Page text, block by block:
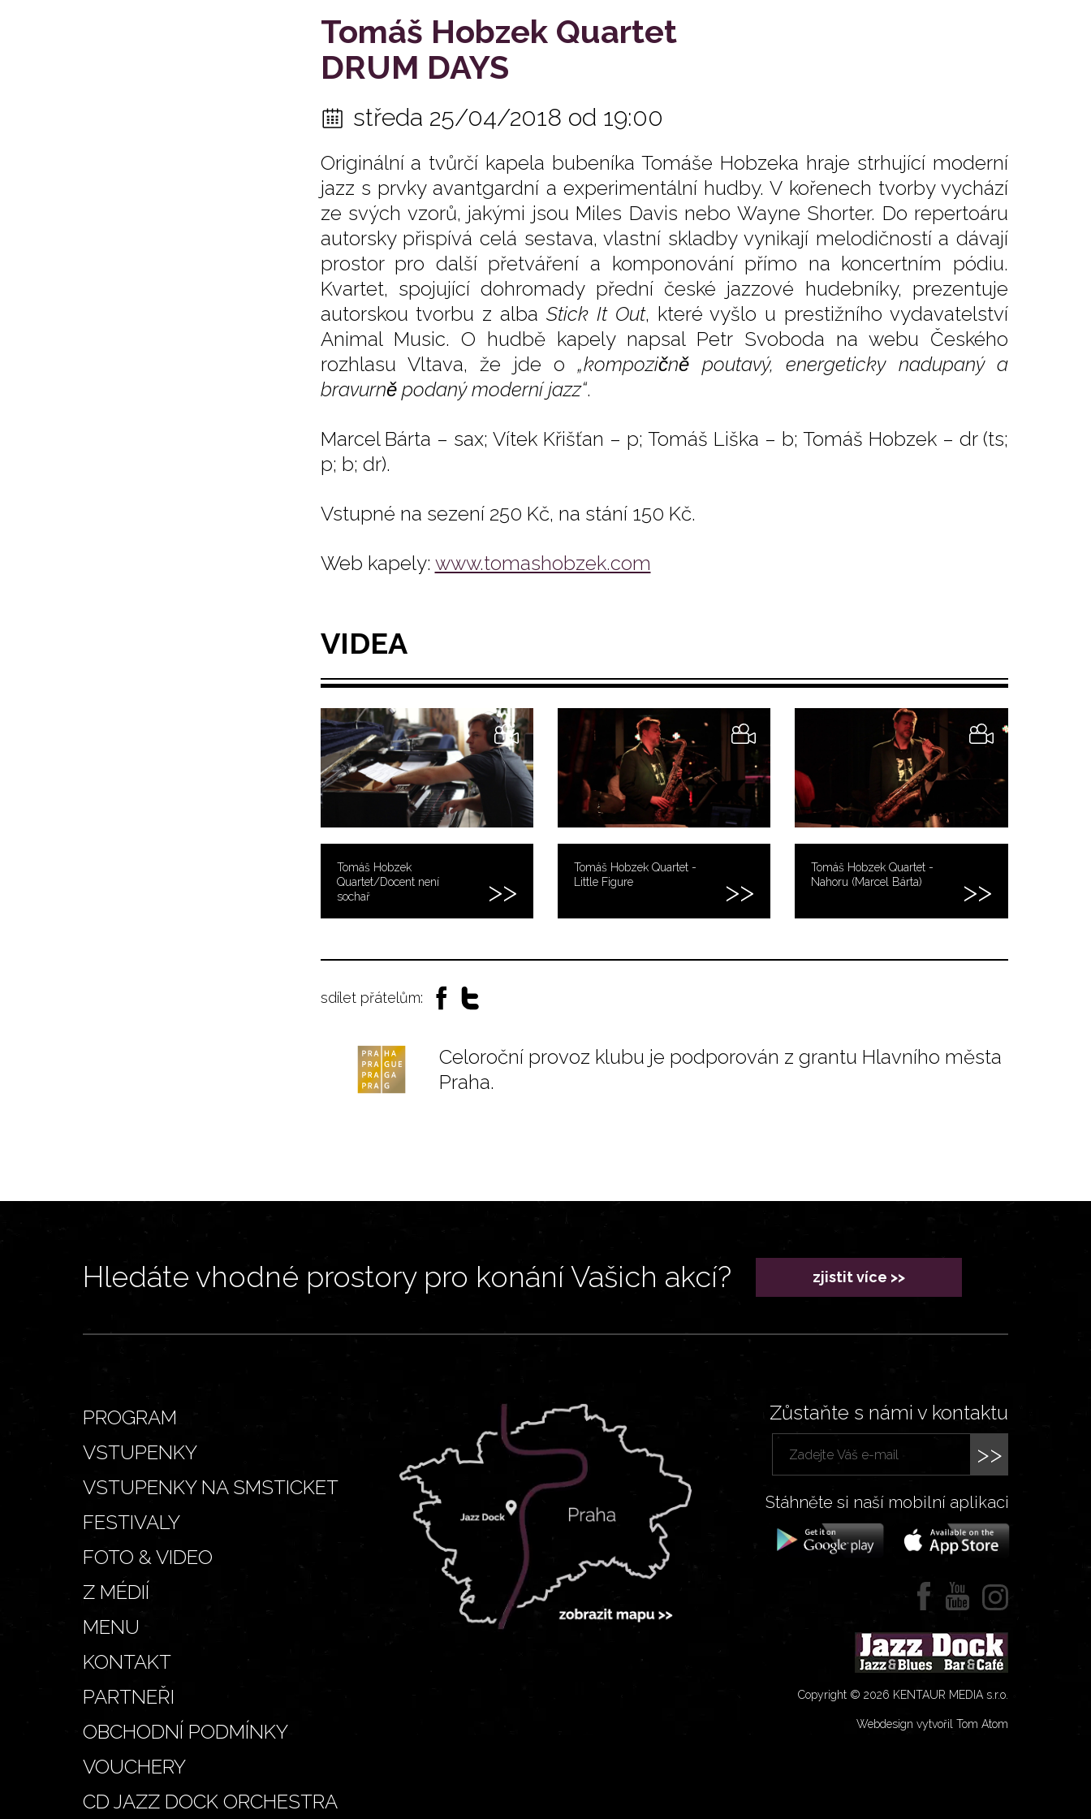
Tomáš Hobzek Quartet
DRUM DAYS
středa 25/04/2018 od 19:00
Originální a tvůrčí kapela bubeníka Tomáše Hobzeka hraje strhující moderní
jazz s prvky avantgardní a experimentální hudby. V kořenech tvorby vychází
ze svých vzorů, jakými jsou Miles Davis nebo Wayne Shorter. Do repertoáru
autorsky přispívá celá sestava, vlastní skladby vynikají melodičností a dávají
prostor pro další přetváření a komponování přímo na koncertním pódiu.
Kvartet, spojující dohromady přední české jazzové hudebníky, prezentuje
autorskou tvorbu z alba Stick It Out, které vyšlo u prestižního vydavatelství
Animal Music. O hudbě kapely napsal Petr Svoboda na webu Českého
rozhlasu Vltava, že jde o „kompozičně poutavý, energeticky nadupaný a
bravurně podaný moderní jazz“.
Marcel Bárta – sax; Vítek Křišťan – p; Tomáš Liška – b; Tomáš Hobzek – dr (ts;
p; b; dr).
Vstupné na sezení 250 Kč, na stání 150 Kč.
Web kapely: www.tomashobzek.com
VIDEA
Tomáš Hobzek
Quartet/Docent není
sochař
Tomáš Hobzek Quartet -
Little Figure
Tomáš Hobzek Quartet -
Nahoru (Marcel Bárta)
sdílet přátelům:
Celoroční provoz klubu je podporován z grantu Hlavního města
Praha.
Hledáte vhodné prostory pro konání Vašich akcí? zjistit více >>
PROGRAM
VSTUPENKY
VSTUPENKY NA SMSTICKET
FESTIVALY
FOTO & VIDEO
Z MÉDIÍ
MENU
KONTAKT
PARTNEŘI
OBCHODNÍ PODMÍNKY
VOUCHERY
CD JAZZ DOCK ORCHESTRA
Zůstaňte s námi v kontaktu
>>
Stáhněte si naší mobilní aplikaci
Copyright © 2026 KENTAUR MEDIA s.r.o.
Webdesign vytvořil Tom Atom